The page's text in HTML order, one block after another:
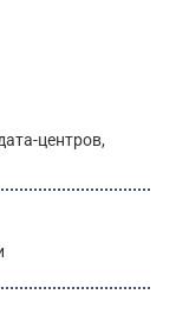
центров,